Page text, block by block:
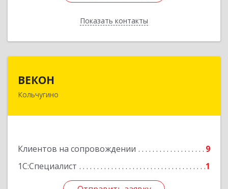
Показать контакты
Назад
ВЕКОН
Кольчугино
Клиентов на сопровождении
9
1С:Специалист
1
601785, Владимирская обл, Кольчугинский р-н,